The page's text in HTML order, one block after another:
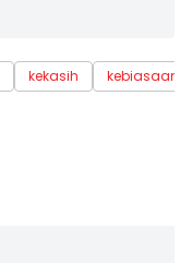
kekasih
kebiasaan